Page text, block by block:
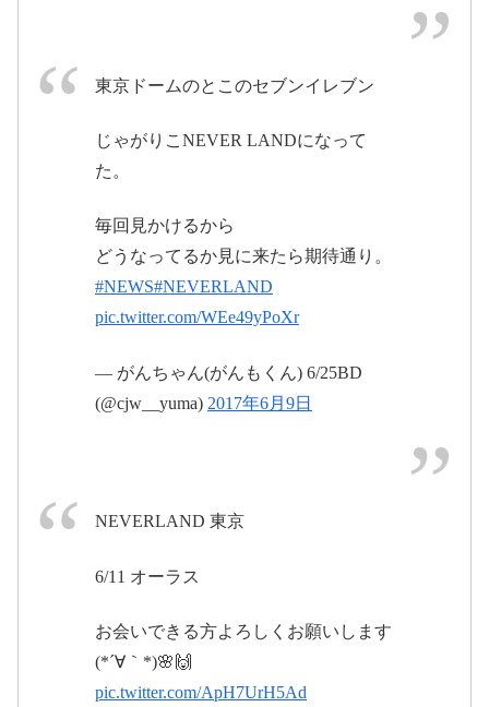
2017年6月11
東京ドームのとこのセブンイレブン
じゃがりこNEVER LANDになって
た。
毎回見かけるから
どうなってるか見に来たら期待通り。
#NEWS#NEVERLAND
pic.twitter.com/WEe49yPoXr
— がんちゃん(がんもくん) 6/25BD
(@cjw__yuma) 2017年6月9日
NEVERLAND 東京
6/11 オーラス
お会いできる方よろしくお願いします
(*´∀｀*)🌸🙌
pic.twitter.com/ApH7UrH5Ad